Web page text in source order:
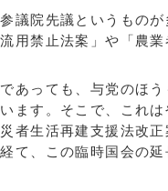
議院先議というもの
用禁止法案」や「農
あっても、与党のほ
ます。そこで、これ
者生活再建支援法改
て、この臨時国会の